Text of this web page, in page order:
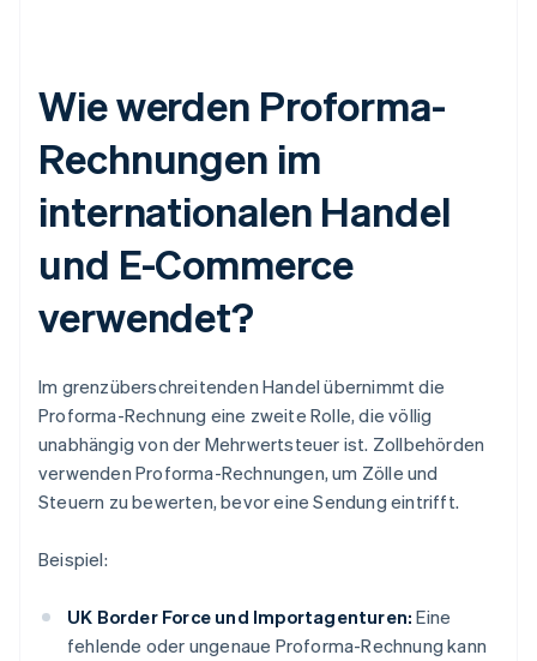
Wie werden Proforma-
Rechnungen im
internationalen Handel
und E-Commerce
verwendet?
Im grenzüberschreitenden Handel übernimmt die
Proforma-Rechnung eine zweite Rolle, die völlig
unabhängig von der Mehrwertsteuer ist. Zollbehörden
verwenden Proforma-Rechnungen, um Zölle und
Steuern zu bewerten, bevor eine Sendung eintrifft.
Beispiel:
UK Border Force und Importagenturen: Eine
fehlende oder ungenaue Proforma-Rechnung kann